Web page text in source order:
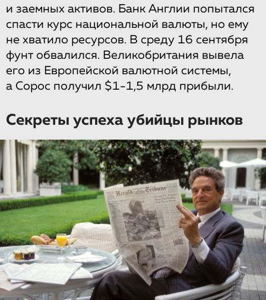
и заемных активов. Банк Англии попытался
спасти курс национальной валюты, но ему
не хватило ресурсов. В среду 16 сентября
фунт обвалился. Великобритания вывела
его из Европейской валютной системы,
а Сорос получил $1-1,5 млрд прибыли.
Секреты успеха убийцы рынков